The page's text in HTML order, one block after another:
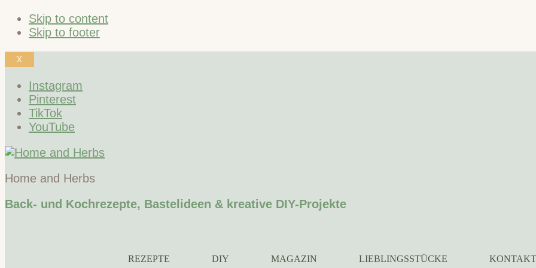
Skip to content
Skip to footer
X
Instagram
Pinterest
TikTok
YouTube
Home and Herbs
Back- und Kochrezepte, Bastelideen & kreative DIY-Projekte
REZEPTE DIY MAGAZIN LIEBLINGSSTÜCKE KONTAKT